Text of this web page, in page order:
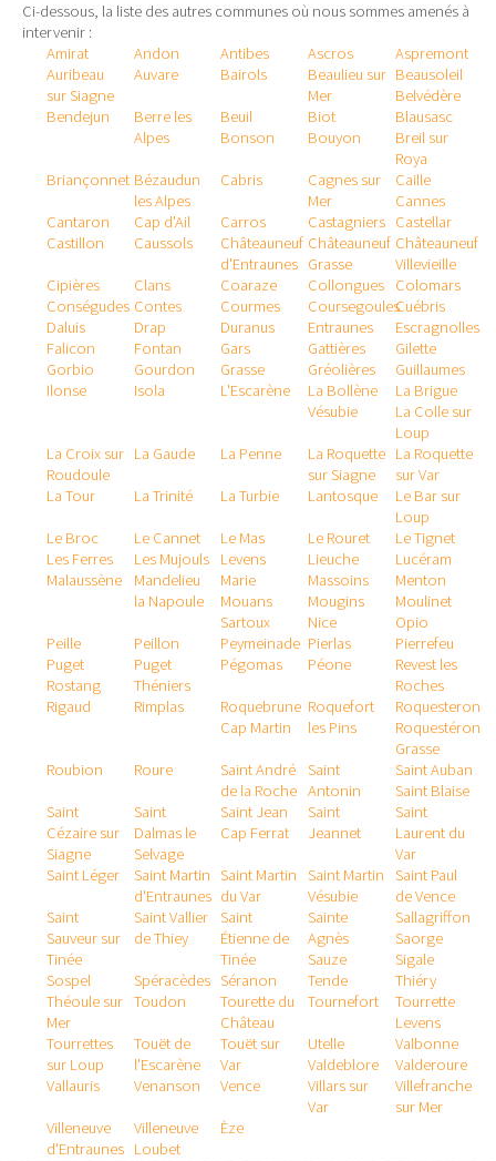
Ci-dessous, la liste des autres communes où nous sommes amenés à
intervenir :
Amirat
Andon Antibes Ascros
Aspremont
Auribeau
sur Siagne
Auvare Bairols
Beaulieu sur
Mer
Beausoleil
Belvédère
Bendejun
Berre les
Alpes
Beuil Biot
Blausasc
Bonson
Bouyon
Breil sur
Roya
Briançonnet Bézaudun
les Alpes
Cabris
Cagnes sur
Mer
Caille
Cannes
Cantaron
Cap d'Ail Carros Castagniers Castellar
Castillon
Caussols
Châteauneuf
d'Entraunes
Châteauneuf
Grasse
Châteauneuf
Villevieille
Cipières
Clans Coaraze Collongues
Colomars
Conségudes Contes Courmes CoursegoulesCuébris
Daluis
Drap Duranus Entraunes
Escragnolles
Falicon
Fontan Gars Gattières
Gilette
Gorbio
Gourdon Grasse Gréolières
Guillaumes
Ilonse
Isola L'Escarène
La Bollène
Vésubie
La Brigue
La Colle sur
Loup
La Croix sur
Roudoule
La Gaude La Penne
La Roquette
sur Siagne
La Roquette
sur Var
La Tour
La Trinité La Turbie Lantosque
Le Bar sur
Loup
Le Broc
Le Cannet Le Mas Le Rouret
Le Tignet
Les Ferres
Les Mujouls Levens Lieuche
Lucéram
Malaussène
Mandelieu
la Napoule
Marie Massoins
Menton
Mouans
Sartoux
Mougins
Moulinet
Nice
Opio
Peille
Peillon Peymeinade Pierlas
Pierrefeu
Puget
Rostang
Puget
Théniers
Pégomas Péone
Revest les
Roches
Rigaud
Rimplas
Roquebrune
Cap Martin
Roquefort
les Pins
Roquesteron
Roquestéron
Grasse
Roubion
Roure
Saint André
de la Roche
Saint
Antonin
Saint Auban
Saint Blaise
Saint
Cézaire sur
Siagne
Saint
Dalmas le
Selvage
Saint Jean
Cap Ferrat
Saint
Jeannet
Saint
Laurent du
Var
Saint Léger
Saint Martin
d'Entraunes
Saint Martin
du Var
Saint Martin
Vésubie
Saint Paul
de Vence
Saint
Sauveur sur
Tinée
Saint Vallier
de Thiey
Saint
Étienne de
Tinée
Sainte
Agnès
Sallagriffon
Saorge
Sauze
Sigale
Sospel
Spéracèdes Séranon Tende
Thiéry
Théoule sur
Mer
Toudon
Tourette du
Château
Tournefort
Tourrette
Levens
Tourrettes
sur Loup
Touët de
l'Escarène
Touët sur
Var
Utelle
Valbonne
Valdeblore
Valderoure
Vallauris
Venanson Vence
Villars sur
Var
Villefranche
sur Mer
Villeneuve
d'Entraunes
Villeneuve
Loubet
Èze